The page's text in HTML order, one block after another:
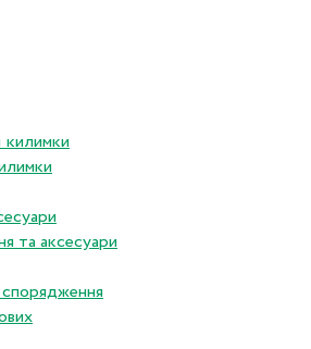
килимки
та аксесуари